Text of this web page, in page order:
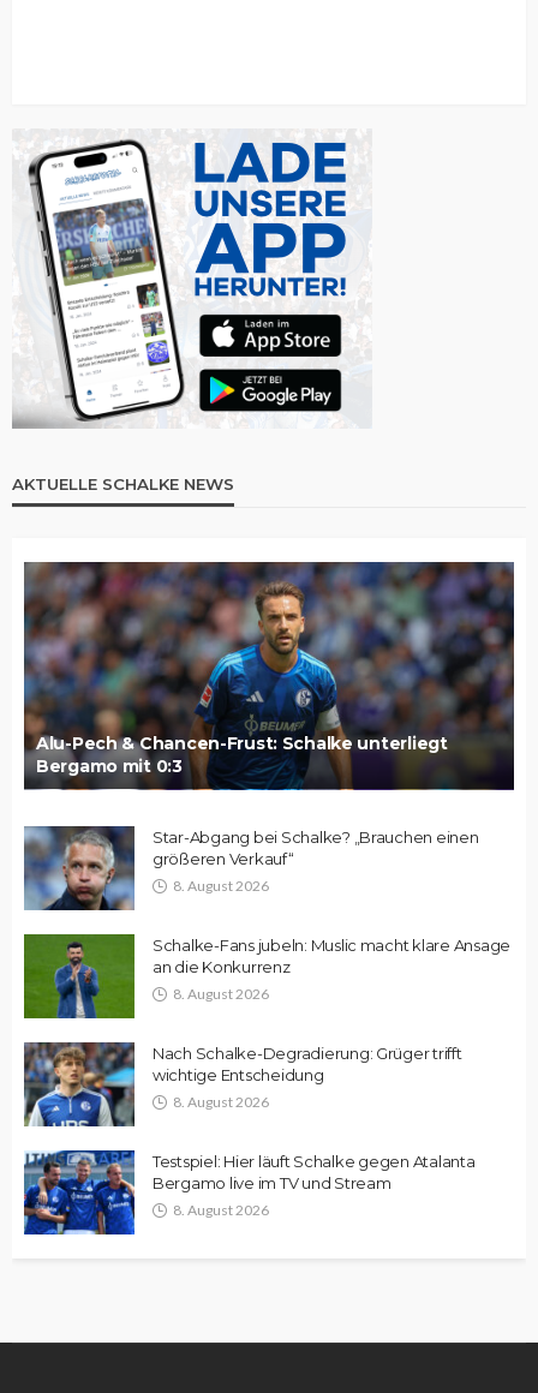
AKTUELLE SCHALKE NEWS
Alu-Pech & Chancen-Frust: Schalke unterliegt
Bergamo mit 0:3
Star-Abgang bei Schalke? „Brauchen einen
größeren Verkauf“
8. August 2026
Schalke-Fans jubeln: Muslic macht klare Ansage
an die Konkurrenz
8. August 2026
Nach Schalke-Degradierung: Grüger trifft
wichtige Entscheidung
8. August 2026
Testspiel: Hier läuft Schalke gegen Atalanta
Bergamo live im TV und Stream
8. August 2026